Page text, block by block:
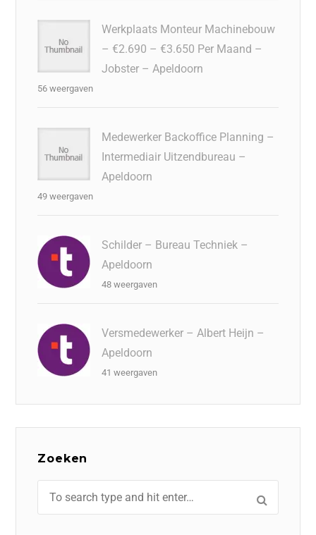
Werkplaats Monteur Machinebouw
– €2.690 – €3.650 Per Maand –
Jobster – Apeldoorn
56 weergaven
Medewerker Backoffice Planning –
Intermediair Uitzendbureau –
Apeldoorn
49 weergaven
Schilder – Bureau Techniek –
Apeldoorn
48 weergaven
Versmedewerker – Albert Heijn –
Apeldoorn
41 weergaven
Zoeken